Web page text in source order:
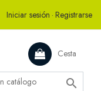
Iniciar sesión · Registrarse
Cesta
